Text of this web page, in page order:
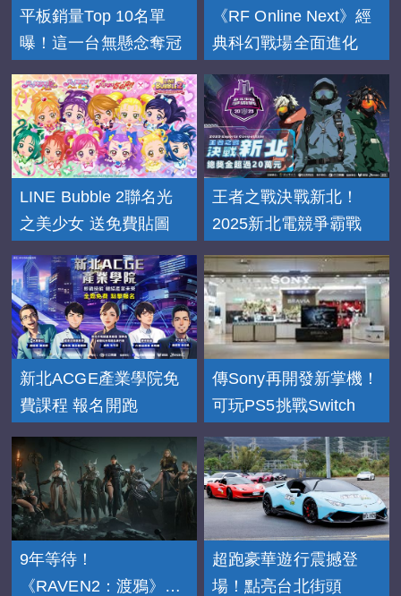
平板銷量Top 10名單
曝！這一台無懸念奪冠
《RF Online Next》經
典科幻戰場全面進化
LINE Bubble 2聯名光
之美少女 送免費貼圖
王者之戰決戰新北！
2025新北電競爭霸戰
新北ACGE產業學院免
費課程 報名開跑
傳Sony再開發新掌機！
可玩PS5挑戰Switch
9年等待！
《RAVEN2：渡鴉》
超跑豪華遊行震撼登
場！點亮台北街頭